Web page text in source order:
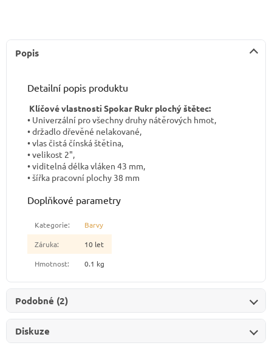
Popis
Detailní popis produktu
Klíčové vlastnosti Spokar Rukr plochý štětec:
• Univerzální pro všechny druhy nátěrových hmot,
• držadlo dřevěné nelakované,
• vlas čistá čínská štětina,
• velikost 2",
• viditelná délka vláken 43 mm,
• šířka pracovní plochy 38 mm
Doplňkové parametry
Kategorie:
Barvy
Záruka:
10 let
Hmotnost: 0.1 kg
Podobné (2)
Diskuze